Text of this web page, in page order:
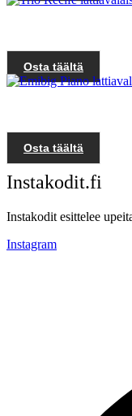
Osta täältä
Osta täältä
Instakodit.fi
Instakodit esittelee
Instagram